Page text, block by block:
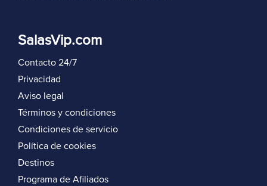
SalasVip.com
Contacto 24/7
Privacidad
Aviso legal
Términos y condiciones
Condiciones de servicio
Política de cookies
Destinos
Programa de Afiliados